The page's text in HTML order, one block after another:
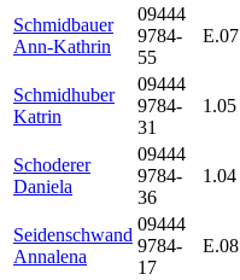
Schmidbauer
Ann-Kathrin
09444
9784-
55
E.07
Schmidhuber
Katrin
09444
9784-
31
1.05
Schoderer
Daniela
09444
9784-
36
1.04
Seidenschwand
Annalena
09444
9784-
17
E.08